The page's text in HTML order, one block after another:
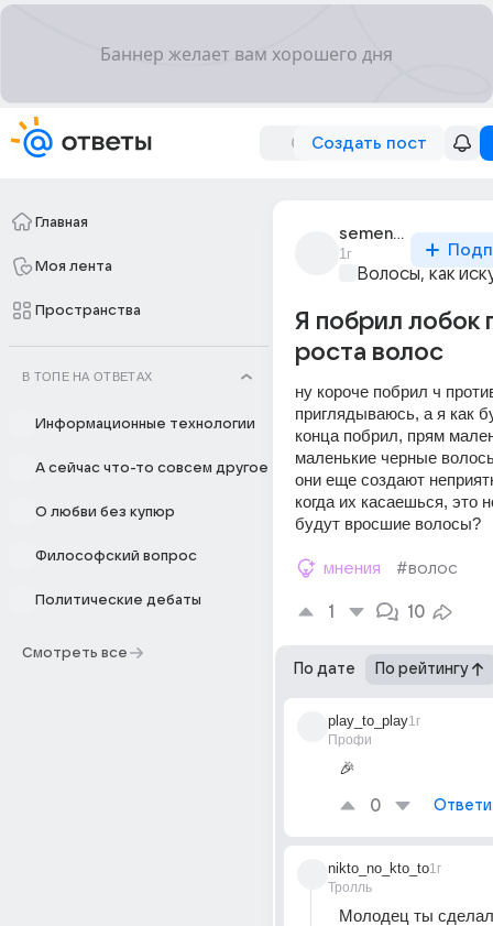
Создать пост
Главная
Моя лента
Пространства
В ТОПЕ НА ОТВЕТАХ
Информационные технологии
А сейчас что-то совсем другое
О любви без купюр
Философский вопрос
Политические дебаты
Смотреть все
semen_ivanov_2520
1г
Волосы, как
Я побрил лобок
роста волос
ну короче побрил ч
приглядываюсь, а я как
конца побрил, прям
маленькие черные
они еще создают
когда их касаешься, это
будут вросшие волосы?
мнения #волос
1 10
По дате По рейтингу
play_to_play
Профи
1г
🎉
0
nikto_no_kto_to
Тролль
1г
Молодец ты